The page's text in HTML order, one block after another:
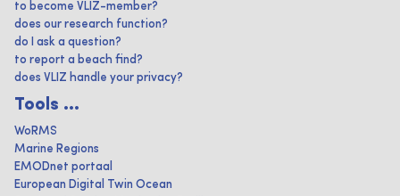
to become VLIZ-member?
does our research function?
do I ask a question?
to report a beach find?
does VLIZ handle your privacy?
Tools ...
WoRMS
Marine Regions
EMODnet portaal
European Digital Twin Ocean